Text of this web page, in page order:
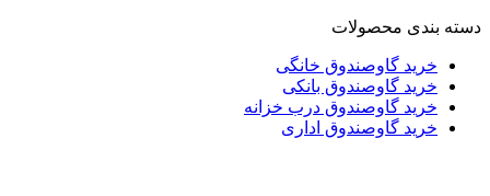
دسته بندی محصولات
خرید گاوصندوق خانگی
خرید گاوصندوق بانکی
خرید گاوصندوق درب خزانه
خرید گاوصندوق اداری